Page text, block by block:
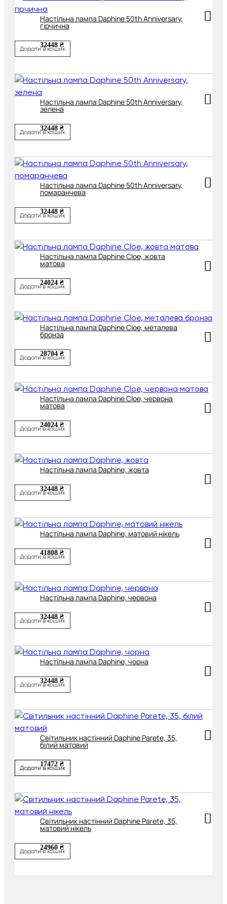
Настільна лампа Daphine 50th Anniversary,
гірчична
32448 ₴
Додати в кошик
Настільна лампа Daphine 50th Anniversary,
зелена
32448 ₴
Додати в кошик
Настільна лампа Daphine 50th Anniversary,
помаранчева
32448 ₴
Додати в кошик
Настільна лампа Daphine Cloe, жовта
матова
24024 ₴
Додати в кошик
Настільна лампа Daphine Cloe, металева
бронза
28704 ₴
Додати в кошик
Настільна лампа Daphine Cloe, червона
матова
24024 ₴
Додати в кошик
Настільна лампа Daphine, жовта
32448 ₴
Додати в кошик
Настільна лампа Daphine, матовий нікель
41808 ₴
Додати в кошик
Настільна лампа Daphine, червона
32448 ₴
Додати в кошик
Настільна лампа Daphine, чорна
32448 ₴
Додати в кошик
Світильник настінний Daphine Parete, 35,
білий матовий
17472 ₴
Додати в кошик
Світильник настінний Daphine Parete, 35,
матовий нікель
24960 ₴
Додати в кошик